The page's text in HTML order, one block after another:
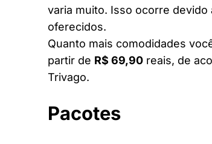
varia muito. Isso ocorre
oferecidos.
Quanto mais comodidades
partir de R$ 69,90 reais, de
Trivago.
Pacotes